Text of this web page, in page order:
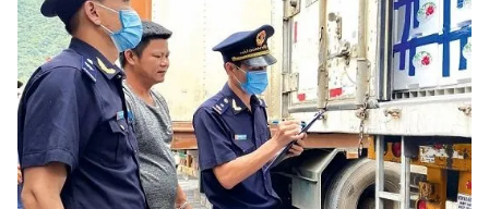
Theo dõi báo trên
Cơ quan chủ quản:Đài Truyền hình Việt Nam
Cơ quan báo chí:Thời báo VTV
Giấy phép hoạt động báo in và báo điện tử số 483/GP-BTTTT
cấp ngày 29/12/2023
Tổng Biên tập:Vũ Thanh Thủy